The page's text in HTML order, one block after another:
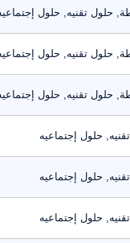
حلول تقنيه, حلول إجتماعيه
حلول تقنيه, حلول إجتماعيه
حلول تقنيه, حلول إجتماعيه
حلول إجتماعيه
حلول إجتماعيه
حلول إجتماعيه